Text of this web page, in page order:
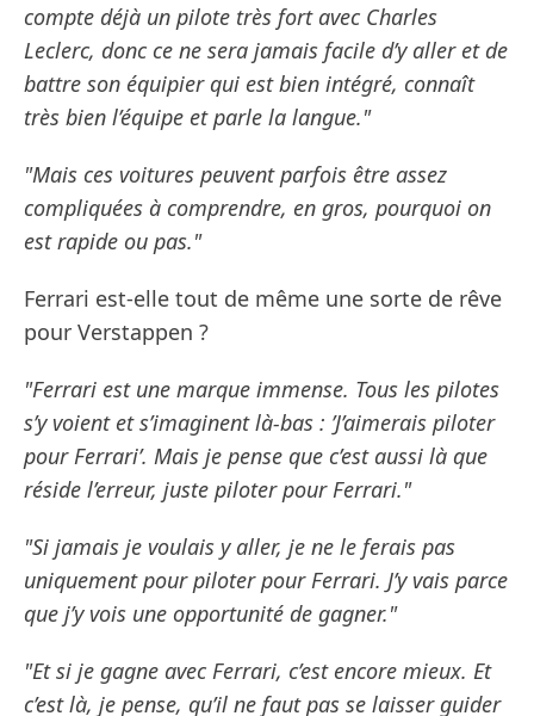
compte déjà un pilote très fort avec Charles
Leclerc, donc ce ne sera jamais facile d’y aller et de
battre son équipier qui est bien intégré, connaît
très bien l’équipe et parle la langue."
"Mais ces voitures peuvent parfois être assez
compliquées à comprendre, en gros, pourquoi on
est rapide ou pas."
Ferrari est-elle tout de même une sorte de rêve
pour Verstappen ?
"Ferrari est une marque immense. Tous les pilotes
s’y voient et s’imaginent là-bas : ’J’aimerais piloter
pour Ferrari’. Mais je pense que c’est aussi là que
réside l’erreur, juste piloter pour Ferrari."
"Si jamais je voulais y aller, je ne le ferais pas
uniquement pour piloter pour Ferrari. J’y vais parce
que j’y vois une opportunité de gagner."
"Et si je gagne avec Ferrari, c’est encore mieux. Et
c’est là, je pense, qu’il ne faut pas se laisser guider